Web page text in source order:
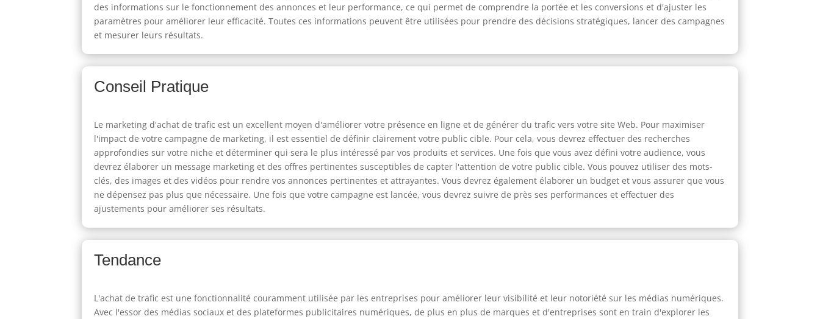
des informations sur le fonctionnement des annonces et leur performance, ce qui permet de comprendre la portée et les conversions et d'ajuster les
paramètres pour améliorer leur efficacité. Toutes ces informations peuvent être utilisées pour prendre des décisions stratégiques, lancer des campagnes
et mesurer leurs résultats.
Conseil Pratique
Le marketing d'achat de trafic est un excellent moyen d'améliorer votre présence en ligne et de générer du trafic vers votre site Web. Pour maximiser
l'impact de votre campagne de marketing, il est essentiel de définir clairement votre public cible. Pour cela, vous devrez effectuer des recherches
approfondies sur votre niche et déterminer qui sera le plus intéressé par vos produits et services. Une fois que vous avez défini votre audience, vous
devrez élaborer un message marketing et des offres pertinentes susceptibles de capter l'attention de votre public cible. Vous pouvez utiliser des mots-
clés, des images et des vidéos pour rendre vos annonces pertinentes et attrayantes. Vous devrez également élaborer un budget et vous assurer que vous
ne dépensez pas plus que nécessaire. Une fois que votre campagne est lancée, vous devrez suivre de près ses performances et effectuer des
ajustements pour améliorer ses résultats.
Tendance
L'achat de trafic est une fonctionnalité couramment utilisée par les entreprises pour améliorer leur visibilité et leur notoriété sur les médias numériques.
Avec l'essor des médias sociaux et des plateformes publicitaires numériques, de plus en plus de marques et d'entreprises sont en train d'explorer les